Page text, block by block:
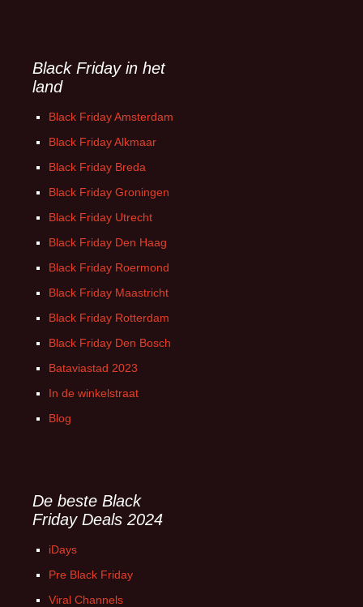
Black Friday in het
land
Black Friday Amsterdam
Black Friday Alkmaar
Black Friday Breda
Black Friday Groningen
Black Friday Utrecht
Black Friday Den Haag
Black Friday Roermond
Black Friday Maastricht
Black Friday Rotterdam
Black Friday Den Bosch
Bataviastad 2023
In de winkelstraat
Blog
De beste Black
Friday Deals 2024
iDays
Pre Black Friday
Viral Channels